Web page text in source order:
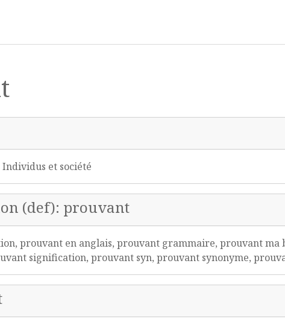
et société
(def): prouvant
prouvant en anglais, prouvant grammaire, prouvant ma
signification, prouvant syn, prouvant synonyme,